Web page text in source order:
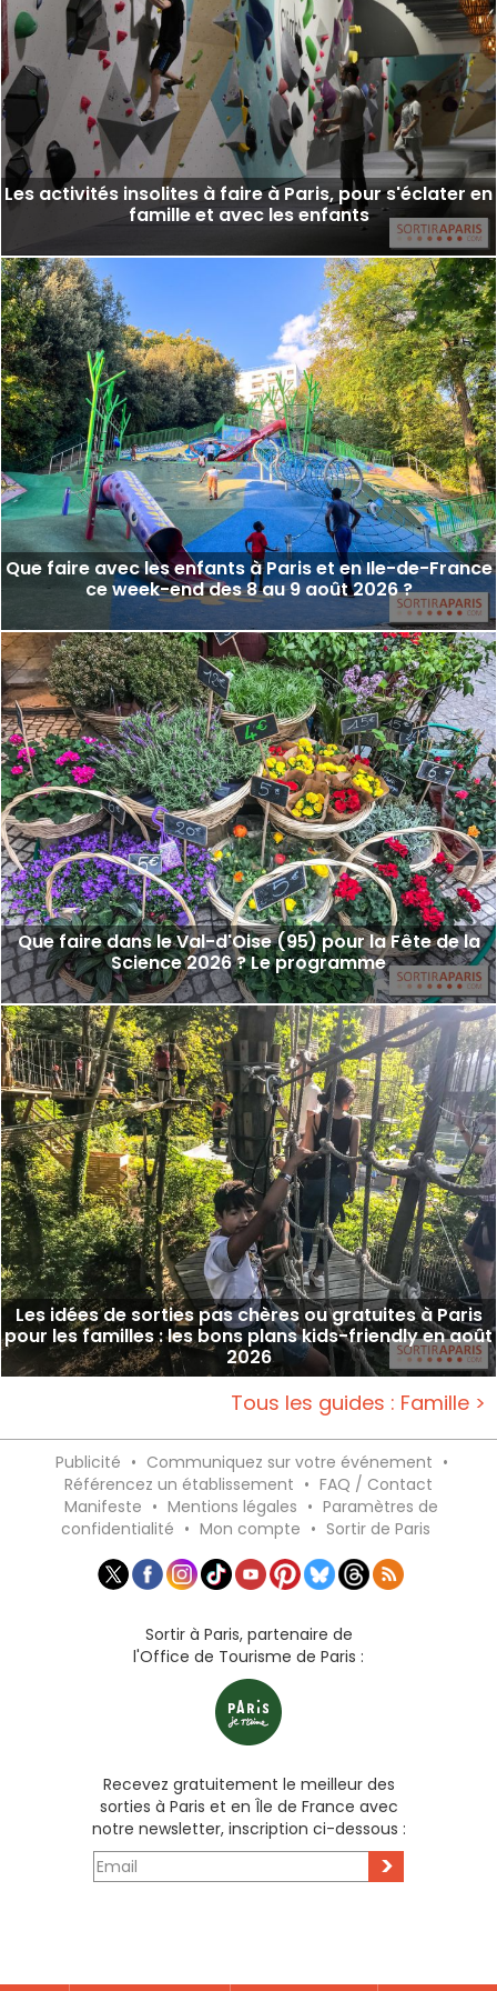
Les activités insolites à faire à Paris, pour s'éclater en
famille et avec les enfants
Que faire avec les enfants à Paris et en Ile-de-France
ce week-end des 8 au 9 août 2026 ?
Que faire dans le Val-d'Oise (95) pour la Fête de la
Science 2026 ? Le programme
Les idées de sorties pas chères ou gratuites à Paris
pour les familles : les bons plans kids-friendly en août
2026
Tous les guides : Famille >
Publicité • Communiquez sur votre événement •
Référencez un établissement • FAQ / Contact
Manifeste • Mentions légales • Paramètres de
confidentialité • Mon compte • Sortir de Paris
Sortir à Paris, partenaire de
l'Office de Tourisme de Paris :
Recevez gratuitement le meilleur des
sorties à Paris et en Île de France avec
notre newsletter, inscription ci-dessous :
>